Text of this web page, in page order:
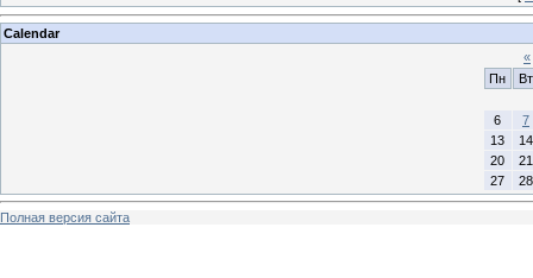
Calendar
«
Пн
Вт
6
7
13
14
20
21
27
28
Полная версия сайта